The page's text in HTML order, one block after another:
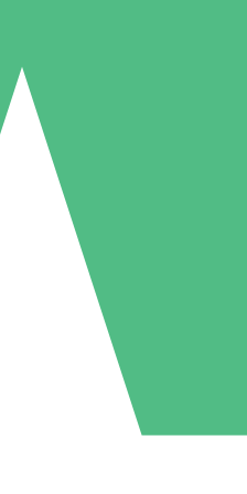
Inget månatligt åtagande